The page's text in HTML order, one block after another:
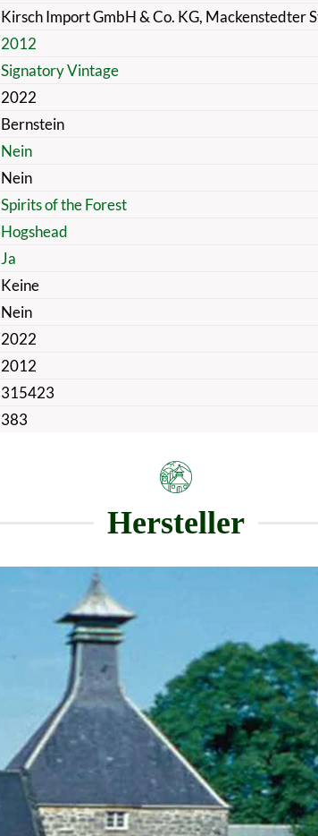
Kirsch Import GmbH & Co. KG, Mackenstedter
2012
Signatory Vintage
2022
Bernstein
Nein
Nein
Spirits of the Forest
Hogshead
Ja
Keine
Nein
2022
2012
315423
383
Hersteller